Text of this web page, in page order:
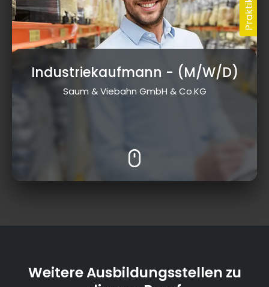
Industriekaufmann - (M/W/D)
Saum & Viebahn GmbH & Co.KG
Weitere Ausbildungsstellen zu